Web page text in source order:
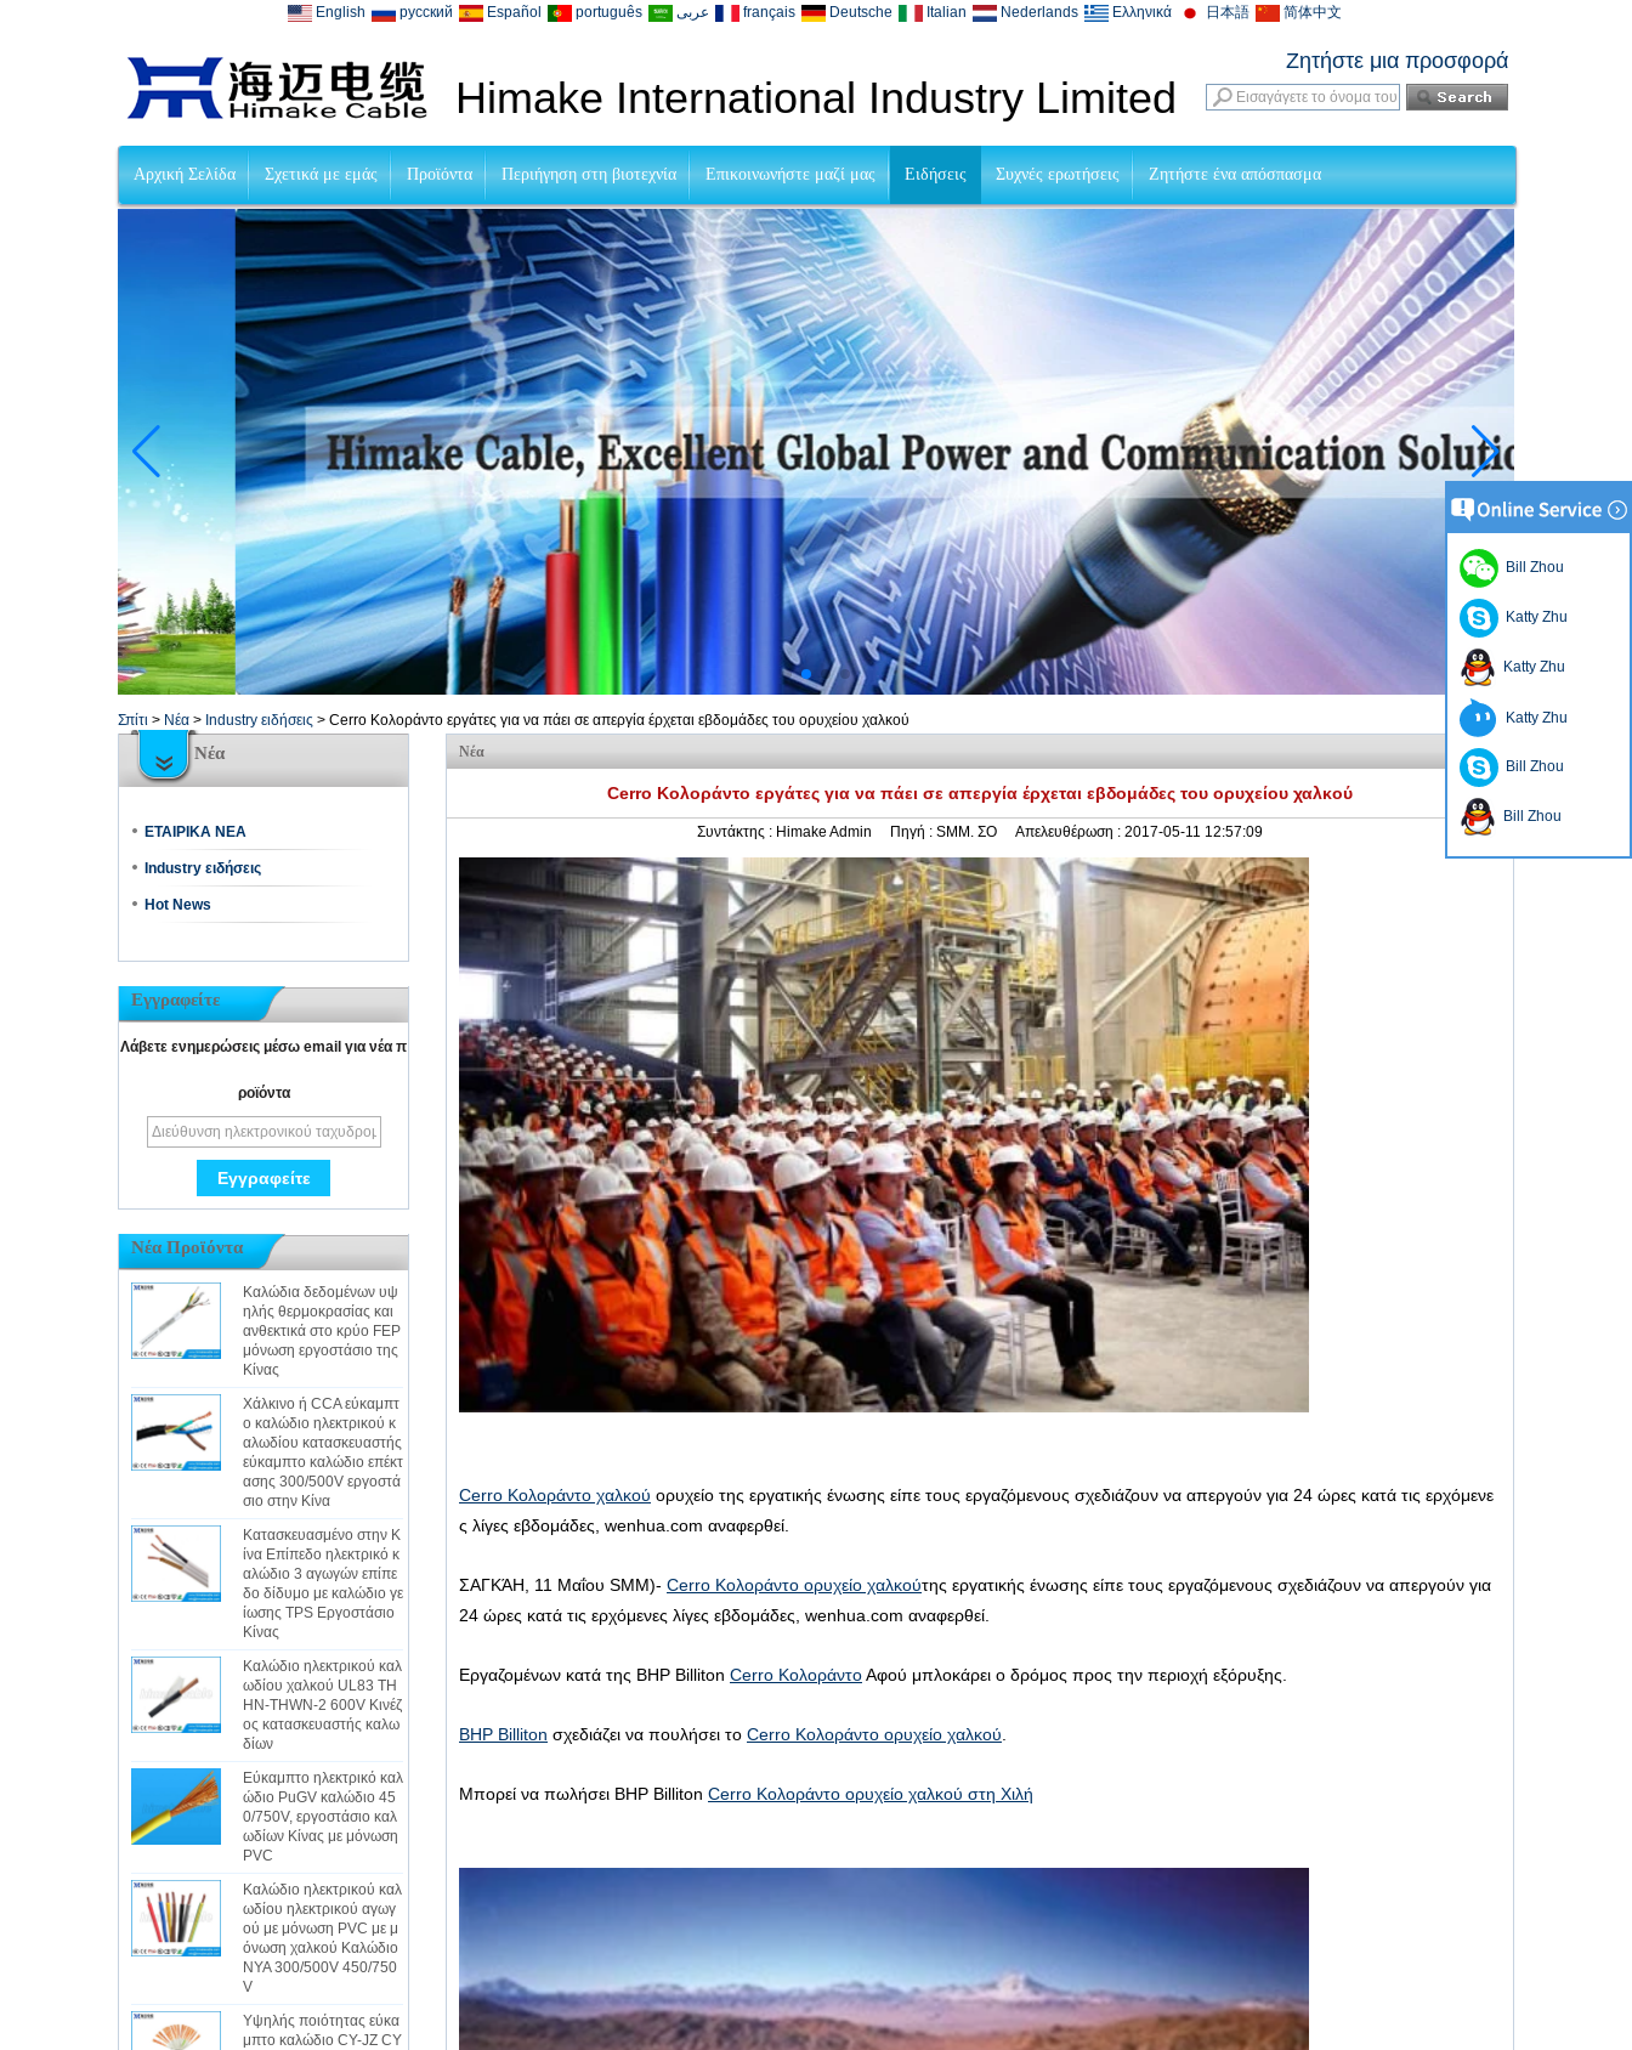
English русский Español português عربى français Deutsche Italian Nederlands Ελληνικά 日本語 简体中文
Himake International Industry Limited
Ζητήστε μια προσφορά
Αρχική Σελίδα Σχετικά με εμάς Προϊόντα Περιήγηση στη βιοτεχνία Επικοινωνήστε μαζί μας Ειδήσεις Συχνές ερωτήσεις Ζητήστε ένα απόσπασμα
Σπίτι > Νέα > Industry ειδήσεις > Cerro Κολοράντο εργάτες για να πάει σε απεργία έρχεται εβδομάδες του ορυχείου χαλκού
Νέα
ΕΤΑΙΡΙΚΑ ΝΕΑ
Industry ειδήσεις
Hot News
Εγγραφείτε
Λάβετε ενημερώσεις μέσω email για νέα π
ροϊόντα
Νέα Προϊόντα
Καλώδια δεδομένων υψ
ηλής θερμοκρασίας και
ανθεκτικά στο κρύο FEP
μόνωση εργοστάσιο της
Κίνας
Χάλκινο ή CCA εύκαμπτ
ο καλώδιο ηλεκτρικού κ
αλωδίου κατασκευαστής
εύκαμπτο καλώδιο επέκτ
ασης 300/500V εργοστά
σιο στην Κίνα
Κατασκευασμένο στην Κ
ίνα Επίπεδο ηλεκτρικό κ
αλώδιο 3 αγωγών επίπε
δο δίδυμο με καλώδιο γε
ίωσης TPS Εργοστάσιο
Κίνας
Καλώδιο ηλεκτρικού καλ
ωδίου χαλκού UL83 TH
HN-THWN-2 600V Κινέζ
ος κατασκευαστής καλω
δίων
Εύκαμπτο ηλεκτρικό καλ
ώδιο PuGV καλώδιο 45
0/750V, εργοστάσιο καλ
ωδίων Κίνας με μόνωση
PVC
Καλώδιο ηλεκτρικού καλ
ωδίου ηλεκτρικού αγωγ
ού με μόνωση PVC με μ
όνωση χαλκού Καλώδιο
NYA 300/500V 450/750
V
Υψηλής ποιότητας εύκα
μπτο καλώδιο CY-JZ CY
Νέα
Cerro Κολοράντο εργάτες για να πάει σε απεργία έρχεται εβδομάδες του ορυχείου χαλκού
Συντάκτης : Himake Admin Πηγή : SMM. ΣΟ Απελευθέρωση : 2017-05-11 12:57:09
Cerro Κολοράντο χαλκού ορυχείο της εργατικής ένωσης είπε τους εργαζόμενους σχεδιάζουν να απεργούν για 24 ώρες κατά τις ερχόμενε
ς λίγες εβδομάδες, wenhua.com αναφερθεί.
ΣΑΓΚΆΗ, 11 Μαΐου SMM)- Cerro Κολοράντο ορυχείο χαλκούτης εργατικής ένωσης είπε τους εργαζόμενους σχεδιάζουν να απεργούν για
24 ώρες κατά τις ερχόμενες λίγες εβδομάδες, wenhua.com αναφερθεί.
Εργαζομένων κατά της BHP Billiton Cerro ΚολοράντοΑφού μπλοκάρει ο δρόμος προς την περιοχή εξόρυξης.
BHP Billiton σχεδιάζει να πουλήσει το Cerro Κολοράντο ορυχείο χαλκού
Μπορεί να πωλήσει BHP Billiton Cerro Κολοράντο ορυχείο χαλκού στη Χιλή
Bill Zhou
Katty Zhu
Katty Zhu
Katty Zhu
Bill Zhou
Bill Zhou